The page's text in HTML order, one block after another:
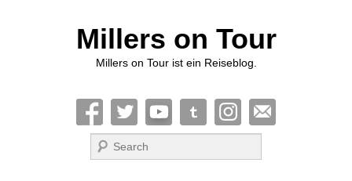
Millers on Tour
Millers on Tour ist ein Reiseblog.
Suche